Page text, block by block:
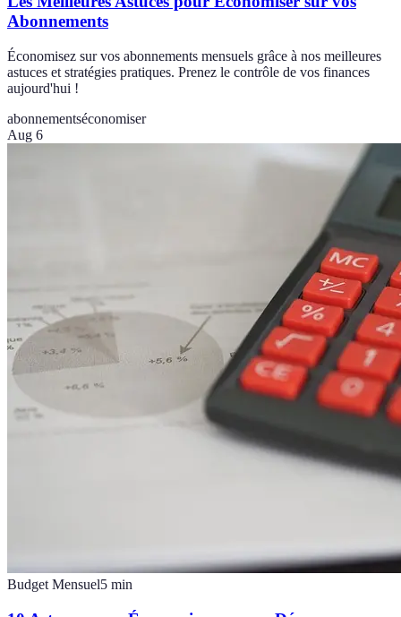
Abonnements
Économisez sur vos abonnements mensuels grâce à nos meilleures
astuces et stratégies pratiques. Prenez le contrôle de vos finances
aujourd'hui !
abonnementséconomiser
Aug 6
Budget Mensuel5 min